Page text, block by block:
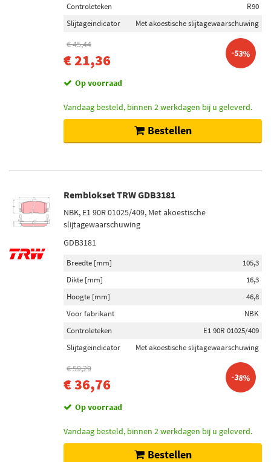
Controleteken
R90
Slijtageindicator
Met akoestische slijtagewaarschuwing
€ 45,44
€ 21,36 -53%
Op voorraad
Vandaag besteld, binnen 2 werkdagen bij u geleverd.
Bestellen
Remblokset TRW GDB3181
NBK, E1 90R 01025/409, Met akoestische
slijtagewaarschuwing
GDB3181
Breedte [mm]
105,3
Dikte [mm]
16,3
Hoogte [mm]
46,8
Voor fabrikant
NBK
Controleteken
E1 90R 01025/409
Slijtageindicator
Met akoestische slijtagewaarschuwing
€ 59,29
€ 36,76 -38%
Op voorraad
Vandaag besteld, binnen 2 werkdagen bij u geleverd.
Bestellen